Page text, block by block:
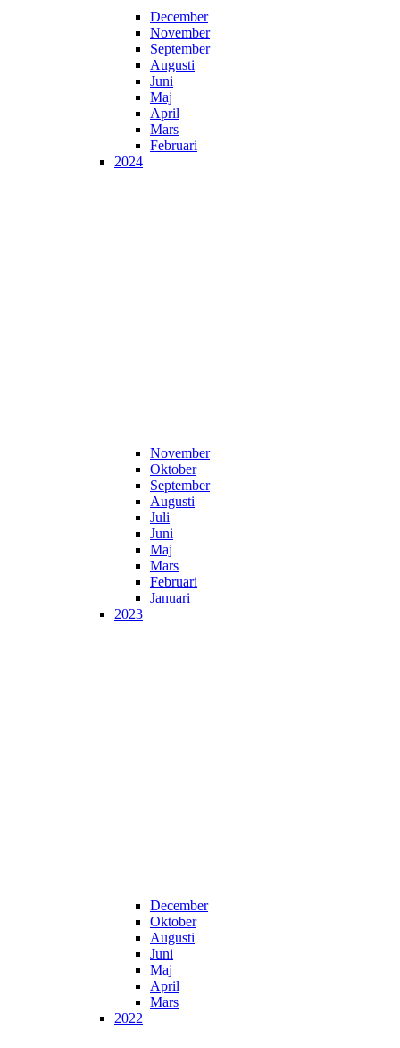
December
November
September
Augusti
Juni
Maj
April
Mars
Februari
2024
November
Oktober
September
Augusti
Juli
Juni
Maj
Mars
Februari
Januari
2023
December
Oktober
Augusti
Juni
Maj
April
Mars
2022